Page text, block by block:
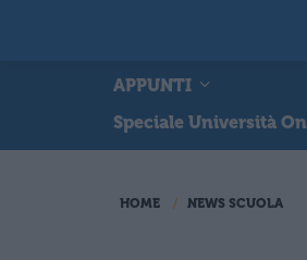
APPUNTI
Speciale Università
HOME NEWS SCUOLA